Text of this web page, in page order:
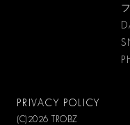
PRIVACY POLICY
(C)2026 TROBZ